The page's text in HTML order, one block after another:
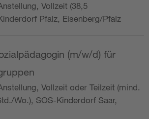
Vollzeit (38,5
Pfalz, Eisenberg/Pfalz
(m/w/d) für
Vollzeit oder Teilzeit (mind.
Wo.), SOS-Kinderdorf Saar,